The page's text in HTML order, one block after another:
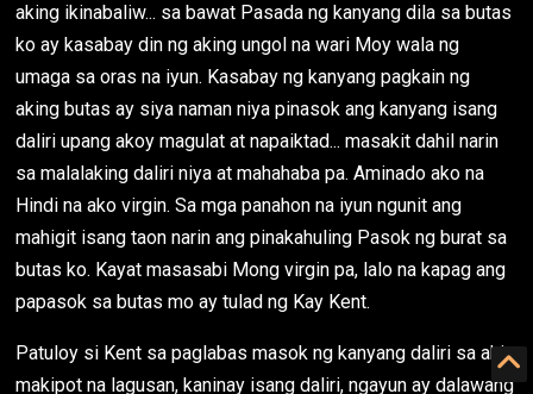
aking ikinabaliw... sa bawat Pasada ng kanyang dila sa butas
ko ay kasabay din ng aking ungol na wari Moy wala ng
umaga sa oras na iyun. Kasabay ng kanyang pagkain ng
aking butas ay siya naman niya pinasok ang kanyang isang
daliri upang akoy magulat at napaiktad... masakit dahil narin
sa malalaking daliri niya at mahahaba pa. Aminado ako na
Hindi na ako virgin. Sa mga panahon na iyun ngunit ang
mahigit isang taon narin ang pinakahuling Pasok ng burat sa
butas ko. Kayat masasabi Mong virgin pa, lalo na kapag ang
papasok sa butas mo ay tulad ng Kay Kent.
Patuloy si Kent sa paglabas masok ng kanyang daliri sa akin
makipot na lagusan, kaninay isang daliri, ngayun ay dalawang